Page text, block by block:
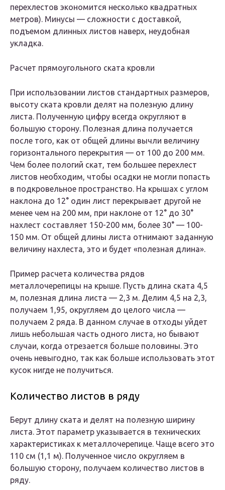
перехлестов экономится несколько квадратных
метров). Минусы — сложности с доставкой,
подъемом длинных листов наверх, неудобная
укладка.
Расчет прямоугольного ската кровли
При использовании листов стандартных размеров,
высоту ската кровли делят на полезную длину
листа. Полученную цифру всегда округляют в
большую сторону. Полезная длина получается
после того, как от общей длины вычли величину
горизонтального перекрытия — от 100 до 200 мм.
Чем более пологий скат, тем большее перехлест
листов необходим, чтобы осадки не могли попасть
в подкровельное пространство. На крышах с углом
наклона до 12° один лист перекрывает другой не
менее чем на 200 мм, при наклоне от 12° до 30°
нахлест составляет 150-200 мм, более 30° — 100-
150 мм. От общей длины листа отнимают заданную
величину нахлеста, это и будет «полезная длина».
Пример расчета количества рядов
металлочерепицы на крыше. Пусть длина ската 4,5
м, полезная длина листа — 2,3 м. Делим 4,5 на 2,3,
получаем 1,95, округляем до целого числа —
получаем 2 ряда. В данном случае в отходы уйдет
лишь небольшая часть одного листа, но бывают
случаи, когда отрезается больше половины. Это
очень невыгодно, так как больше использовать этот
кусок нигде не получиться.
Количество листов в ряду
Берут длину ската и делят на полезную ширину
листа. Этот параметр указывается в технических
характеристиках к металлочерепице. Чаще всего это
110 см (1,1 м). Полученное число округляем в
большую сторону, получаем количество листов в
ряду.